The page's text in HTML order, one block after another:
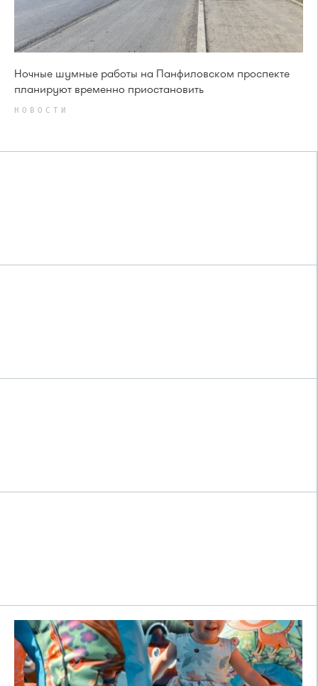
Ночные шумные работы на Панфиловском проспекте
планируют временно приостановить
НОВОСТИ